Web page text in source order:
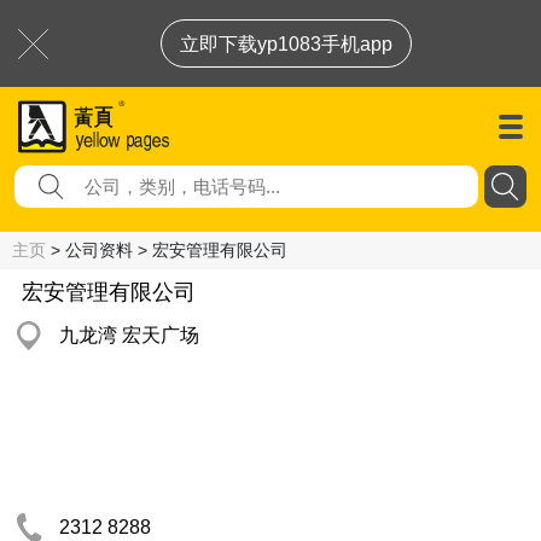
立即下载yp1083手机app
主页 > 公司资料 > 宏安管理有限公司
宏安管理有限公司
九龙湾 宏天广场
2312 8288